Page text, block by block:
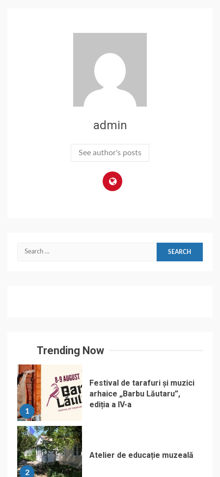
admin
See author's posts
Search
Trending Now
1
Festival de tarafuri și muzici
arhaice „Barbu Lăutaru”,
ediția a IV-a
2
Atelier de educație muzeală